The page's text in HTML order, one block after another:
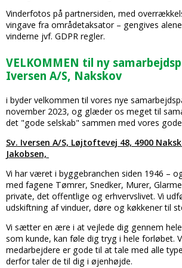
Vinderfotos på partnersiden, med
vingave fra områdetaksator – gengives
vinderne jvf. GDPR regler.
VELKOMMEN til ny
Iversen A/S, Nakskov
i byder velkommen til vores nye
november 2023, og glæder os meget til
det "gode selskab" sammen med vores
Sv. Iversen A/S, Løjtoftevej 48, 4900
Jakobsen,
Vi har været i byggebranchen siden 1946 –
med fagene Tømrer, Snedker, Murer,
private, det offentlige og erhvervslivet. Vi
udskiftning af vinduer, døre og køkkener til
Vi sætter en ære i at vejlede dig gennem
som kunde, kan føle dig tryg i hele forløbet.
medarbejdere er gode til at tale med alle
derfor taler de til dig i øjenhøjde.